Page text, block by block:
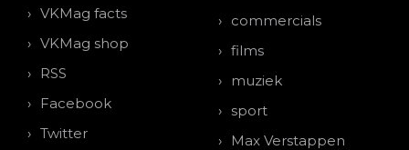
VKMag facts
VKMag shop
RSS
Facebook
Twitter
commercials
films
muziek
sport
Max Verstappen